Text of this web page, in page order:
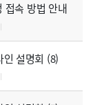
접속 방법 안내
설명회 (8)